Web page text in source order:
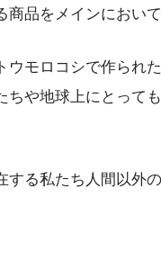
品をメインにおいて
モロコシで作られ
や地球上にとって
る私たち人間以外